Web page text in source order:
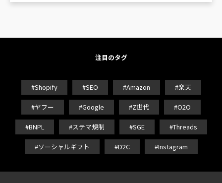
注目のタグ
#Shopify #SEO #Amazon #楽天
#ヤフー #Google #Z世代 #O2O
#BNPL #ステマ規制 #SGE #Threads
#ソーシャルギフト #D2C #Instagram